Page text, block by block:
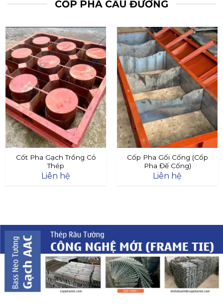
CỐP PHA CẦU ĐƯỜNG
Cốt Pha Gạch Trồng Cỏ
Thép
Liên hệ
Cốp Pha Gối Cống (Cốp
Pha Đế Cống)
Liên hệ